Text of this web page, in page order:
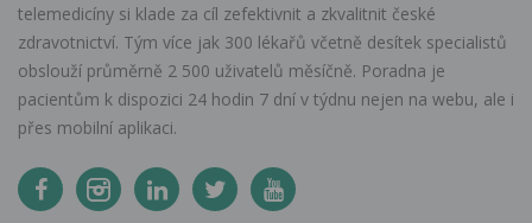
telemedicíny si klade za cíl zefektivnit a zkvalitnit české
zdravotnictví. Tým více jak 300 lékařů včetně desítek specialistů
obslouží průměrně 2 500 uživatelů měsíčně. Poradna je
pacientům k dispozici 24 hodin 7 dní v týdnu nejen na webu, ale i
přes mobilní aplikaci.